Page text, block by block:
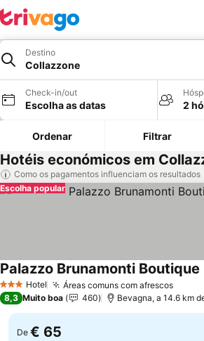
Destino
Collazzone
Check-in/out
Escolha as datas 2
Ordenar Filtrar
Hotéis económicos em
Como os pagamentos influenciam os resultados
Escolha popular
3 EstrelasHotel Áreas comuns com afrescos
Palazzo Brunamonti Boutique
8,3 Muito boa 460 Bevagna, a 14.6 km
De € 65